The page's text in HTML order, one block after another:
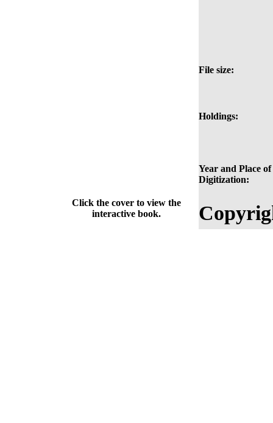
File size:
Holdings:
Year and Place of
Digitization:
Click the cover to view the
interactive book.